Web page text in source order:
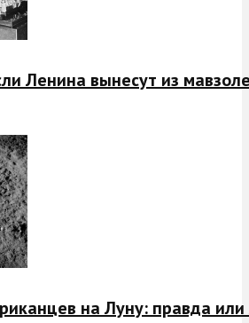
Ленина вынесут из
на Луну: правда